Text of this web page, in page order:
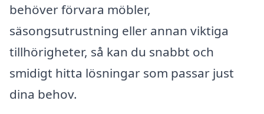
behöver förvara möbler,
säsongsutrustning eller annan viktiga
tillhörigheter, så kan du snabbt och
smidigt hitta lösningar som passar just
dina behov.